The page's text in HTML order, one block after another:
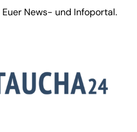
News- und Infoportal.